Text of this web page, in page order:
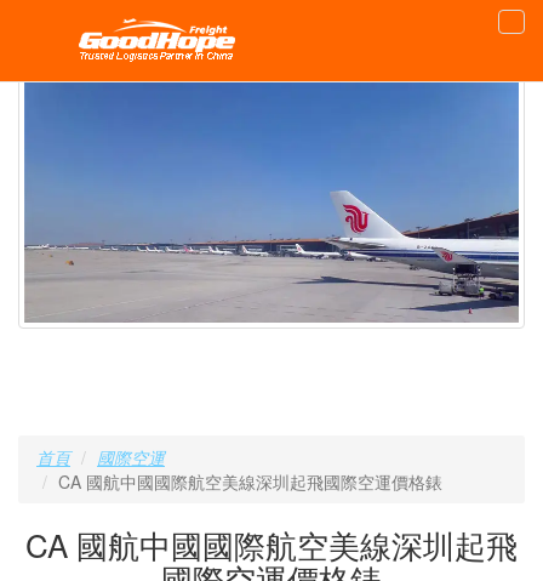
首頁
國際空運
CA 國航中國國際航空美線深圳起飛國際空運價格錶
CA 國航中國國際航空美線深圳起飛